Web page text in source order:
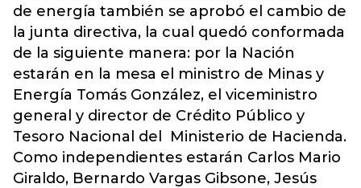
de energía también se aprobó el cambio de
la junta directiva, la cual quedó conformada
de la siguiente manera: por la Nación
estarán en la mesa el ministro de Minas y
Energía Tomás González, el viceministro
general y director de Crédito Público y
Tesoro Nacional del Ministerio de Hacienda.
Como independientes estarán Carlos Mario
Giraldo, Bernardo Vargas Gibsone, Jesús